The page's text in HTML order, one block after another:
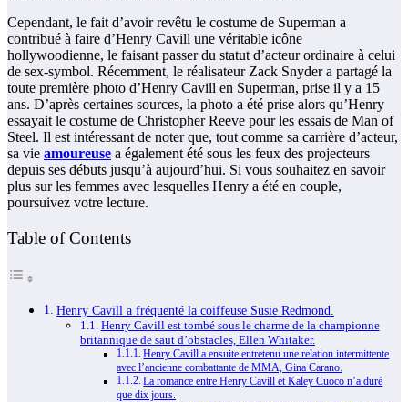
Cependant, le fait d’avoir revêtu le costume de Superman a
contribué à faire d’Henry Cavill une véritable icône
hollywoodienne, le faisant passer du statut d’acteur ordinaire à celui
de sex-symbol. Récemment, le réalisateur Zack Snyder a partagé la
toute première photo d’Henry Cavill en Superman, prise il y a 15
ans. D’après certaines sources, la photo a été prise alors qu’Henry
essayait le costume de Christopher Reeve pour les essais de Man of
Steel. Il est intéressant de noter que, tout comme sa carrière d’acteur,
sa vie amoureuse a également été sous les feux des projecteurs
depuis ses débuts jusqu’à aujourd’hui. Si vous souhaitez en savoir
plus sur les femmes avec lesquelles Henry a été en couple,
poursuivez votre lecture.
Table of Contents
Henry Cavill a fréquenté la coiffeuse Susie Redmond.
Henry Cavill est tombé sous le charme de la championne
britannique de saut d’obstacles, Ellen Whitaker.
Henry Cavill a ensuite entretenu une relation intermittente
avec l’ancienne combattante de MMA, Gina Carano.
La romance entre Henry Cavill et Kaley Cuoco n’a duré
que dix jours.